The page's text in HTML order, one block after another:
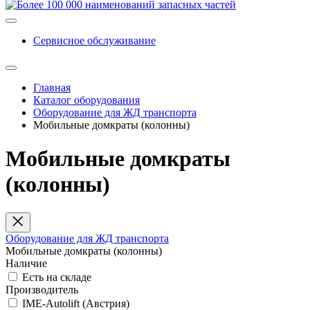
Сервисное обслуживание
Главная
Каталог оборудования
Оборудование для ЖД транспорта
Мобильные домкраты (колонны)
Мобильные домкраты
(колонны)
Оборудование для ЖД транспорта
Мобильные домкраты (колонны)
Наличие
Есть на складе
Производитель
IME-Autolift (Австрия)